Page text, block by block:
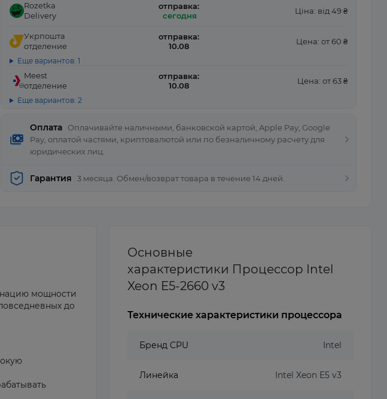
Оплата
Оплачивайте наличными, банковской картой, Apple Pay, Google
Pay, оплатой частями, криптовалютой или по безналичному расчету для
юридических лиц.
Rozetka
Delivery
отправка:
сегодня
Ціна: від 49 ₴
Укрпошта
отделение
отправка:
10.08
Цена: от 60 ₴
Еще вариантов: 1
Meest
отделение
отправка:
10.08
Цена: от 63 ₴
Еще вариантов: 2
Гарантия 3 месяца. Обмен/возврат товара в течение 14 дней.
мощности
до
Основные
характеристики Процессор Intel
Xeon E5-2660 v3
Технические характеристики процессора
Бренд CPU Intel
Линейка Intel Xeon E5 v3